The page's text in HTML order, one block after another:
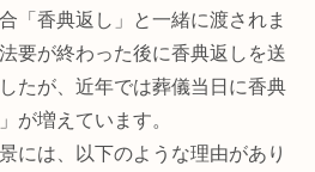
「香典返し」と一緒に渡されま
要が終わった後に香典返しを送
たが、近年では葬儀当日に香典
が増えています。
には、以下のような理由があり